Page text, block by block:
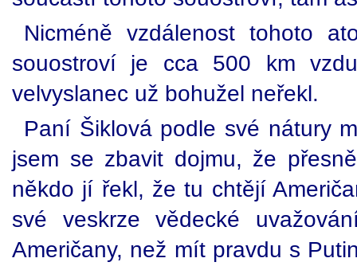
Nicméně vzdálenost tohoto
souostroví je cca 500 km
velvyslanec už bohužel neřekl.
Paní Šiklová podle své nátury
jsem se zbavit dojmu, že
někdo jí řekl, že tu chtějí
své veskrze vědecké
Američany, než mít pravdu s